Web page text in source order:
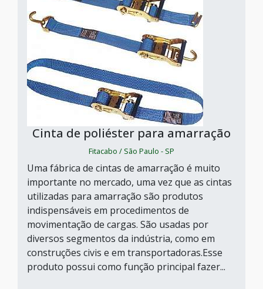
Cinta de poliéster para amarração
Fitacabo / São Paulo - SP
Uma fábrica de cintas de amarração é muito
importante no mercado, uma vez que as cintas
utilizadas para amarração são produtos
indispensáveis em procedimentos de
movimentação de cargas. São usadas por
diversos segmentos da indústria, como em
construções civis e em transportadoras.Esse
produto possui como função principal fazer...